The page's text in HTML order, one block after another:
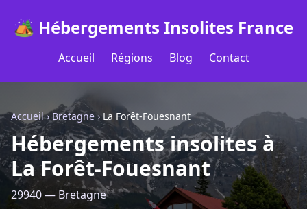
🏕️ Hébergements Insolites France
Accueil Régions Blog Contact
Accueil›Bretagne› La Forêt-Fouesnant
Hébergements insolites à
La Forêt-Fouesnant
29940 — Bretagne